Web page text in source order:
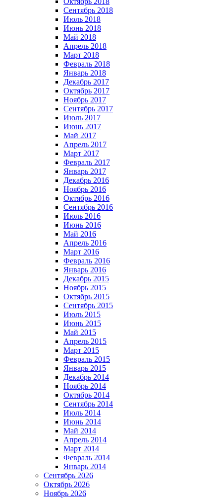
Сентябрь 2018
Июль 2018
Июнь 2018
Май 2018
Апрель 2018
Март 2018
Февраль 2018
Январь 2018
Декабрь 2017
Октябрь 2017
Ноябрь 2017
Сентябрь 2017
Июль 2017
Июнь 2017
Май 2017
Апрель 2017
Март 2017
Февраль 2017
Январь 2017
Декабрь 2016
Ноябрь 2016
Октябрь 2016
Сентябрь 2016
Июль 2016
Июнь 2016
Май 2016
Апрель 2016
Март 2016
Февраль 2016
Январь 2016
Декабрь 2015
Ноябрь 2015
Октябрь 2015
Сентябрь 2015
Июль 2015
Июнь 2015
Май 2015
Апрель 2015
Март 2015
Февраль 2015
Январь 2015
Декабрь 2014
Ноябрь 2014
Октябрь 2014
Сентябрь 2014
Июль 2014
Июнь 2014
Май 2014
Апрель 2014
Март 2014
Февраль 2014
Январь 2014
Сентябрь 2026
Октябрь 2026
Ноябрь 2026